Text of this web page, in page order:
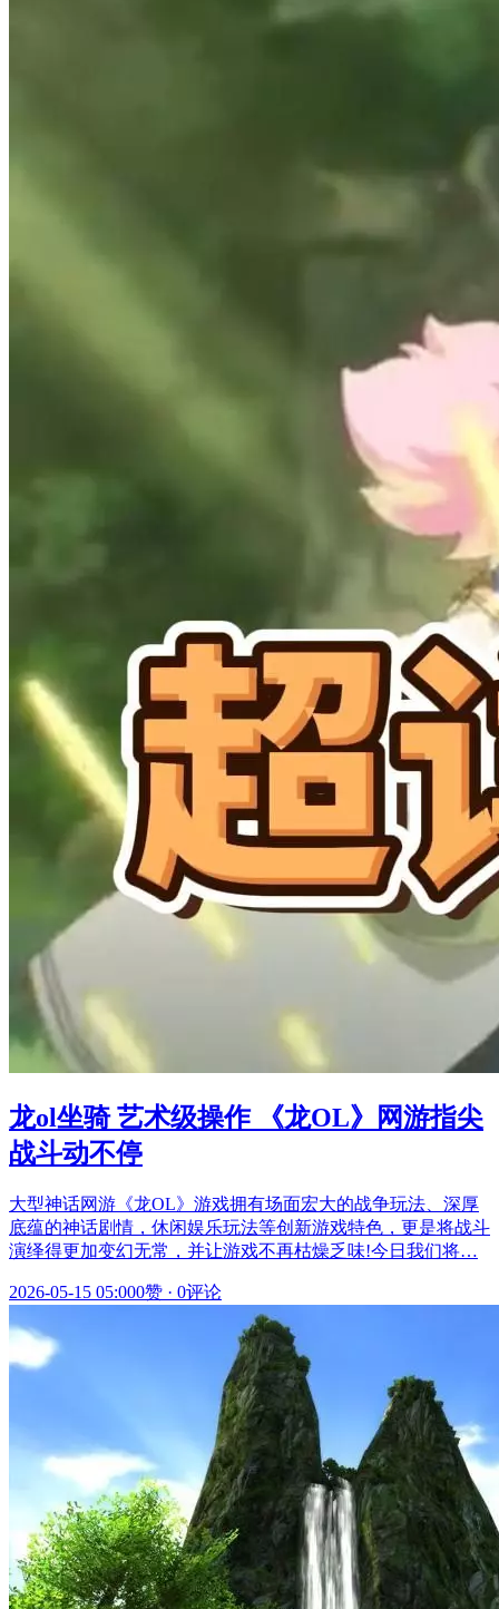
龙ol坐骑 艺术级操作 《龙OL》网游指尖
战斗动不停
大型神话网游《龙OL》游戏拥有场面宏大的战争玩法、深厚
底蕴的神话剧情，休闲娱乐玩法等创新游戏特色，更是将战斗
演绎得更加变幻无常，并让游戏不再枯燥乏味!今日我们将…
2026-05-15 05:000赞 · 0评论